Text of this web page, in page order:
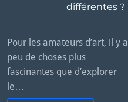
différentes ?
Pour les amateurs d’art, il y a
peu de choses plus
fascinantes que d’explorer
le…